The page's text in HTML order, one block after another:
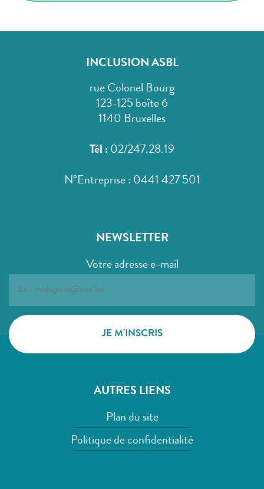
INCLUSION ASBL
rue Colonel Bourg
123-125 boîte 6
1140 Bruxelles
Tél : 02/247.28.19
N°Entreprise : 0441 427 501
NEWSLETTER
Votre adresse e-mail
AUTRES LIENS
Plan du site
Politique de confidentialité